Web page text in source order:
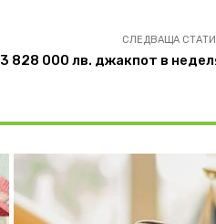
СЛЕДВАЩА
3 828 000 лв. джакпот в